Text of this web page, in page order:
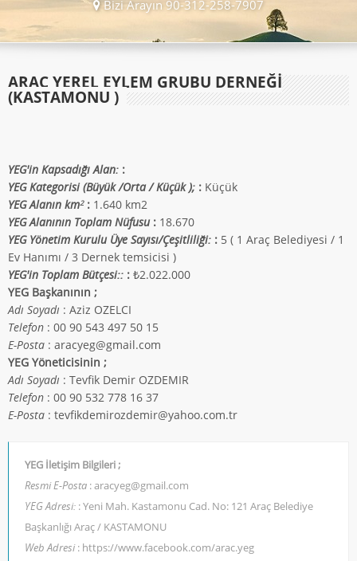
Bizi Arayın 90-312-258-7907
ARAÇ YEREL EYLEM GRUBU DERNEĞİ
(KASTAMONU )
YEG'in Kapsadığı Alan: :
YEG Kategorisi (Büyük /Orta / Küçük ); : Küçük
YEG Alanın km2: 1.640 km2
YEG Alanının Toplam Nüfusu : 18.670
YEG Yönetim Kurulu Üye Sayısı/Çeşitliliği: : 5 ( 1 Araç Belediyesi / 1
Ev Hanımı / 3 Dernek temsicisi )
YEG'in Toplam Bütçesi:: : ₺2.022.000
YEG Başkanının ;
Adı Soyadı : Aziz OZELCI
Telefon : 00 90 543 497 50 15
E-Posta : aracyeg@gmail.com
YEG Yöneticisinin ;
Adı Soyadı : Tevfik Demir OZDEMIR
Telefon : 00 90 532 778 16 37
E-Posta : tevfikdemirozdemir@yahoo.com.tr
YEG İletişim Bilgileri ;
Resmi E-Posta : aracyeg@gmail.com
YEG Adresi: : Yeni Mah. Kastamonu Cad. No: 121 Araç Belediye
Başkanlığı Araç / KASTAMONU
Web Adresi: https://www.facebook.com/arac.yeg